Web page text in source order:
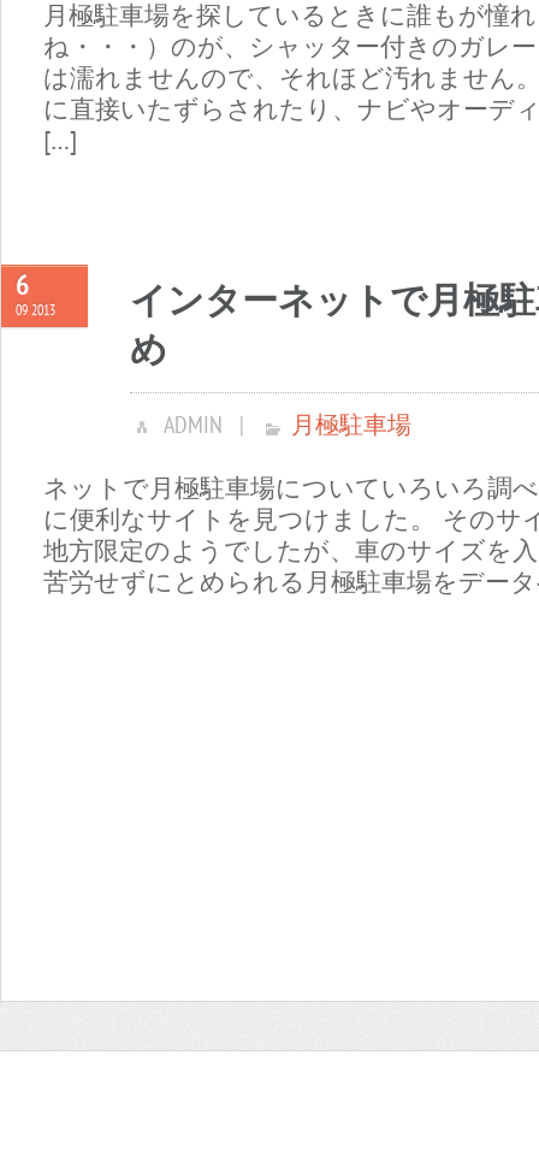
月極駐車場を探しているときに誰もが憧
ね・・・）のが、シャッター付きのガレ
は濡れませんので、それほど汚れません
に直接いたずらされたり、ナビやオーデ
[…]
6
09 2013
インターネットで月極
め
ADMIN 月極駐車場
ネットで月極駐車場についていろいろ調
に便利なサイトを見つけました。 そのサ
地方限定のようでしたが、車のサイズを
苦労せずにとめられる月極駐車場をデー